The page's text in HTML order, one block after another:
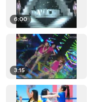
6:00
3:15